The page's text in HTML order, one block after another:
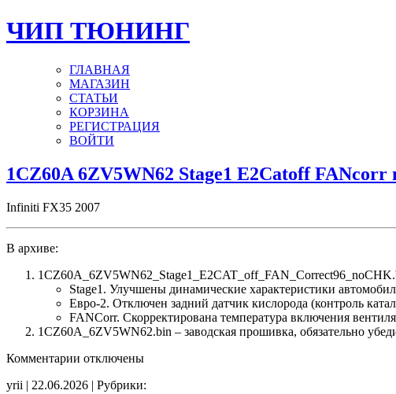
ЧИП ТЮНИНГ
ГЛАВНАЯ
МАГАЗИН
СТАТЬИ
КОРЗИНА
РЕГИСТРАЦИЯ
ВОЙТИ
1CZ60A 6ZV5WN62 Stage1 E2Catoff FANcorr
Infiniti FX35 2007
В архиве:
Stage1. Улучшены динамические характеристики
Евро-2. Отключен задний датчик кислорода (контроль
FANCorr. Скорректирована температура включения
1CZ60A_6ZV5WN62.bin – заводская прошивка, обязательно
Комментарии к
1CZ60A
отключены
yrii | 22.06.2026 | Рубрики: